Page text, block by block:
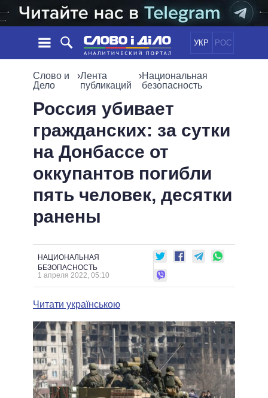
УКР РОС
НОВОСТИ
СТАТЬИ
МНЕНИЯ
ОБЗОРЫ
ДАЙДЖЕСТЫ
ОБЩЕСТВО
МИР
ОБЕЩАНИЯ
ПОЛИТИКИ
ВСЕ ПОЛИТИКИ
ПРЕЗИДЕНТ И ОФИС
ВЕРХОВНАЯ РАДА
ГЛАВЫ ОБЛАДМИНИСТРАЦИЙ
МЭРЫ
ВСЕ ПЕРСОНЫ
ИНФОГРАФИКА
ВИДЕО
ПОДДЕРЖАТЬ
Слово и
Дело
›Лента
публикаций
›Национальная
безопасность
Россия убивает
гражданских: за сутки
на Донбассе от
оккупантов погибли
пять человек, десятки
ранены
НАЦИОНАЛЬНАЯ
БЕЗОПАСНОСТЬ
1 апреля 2022, 05:10
Читати українською